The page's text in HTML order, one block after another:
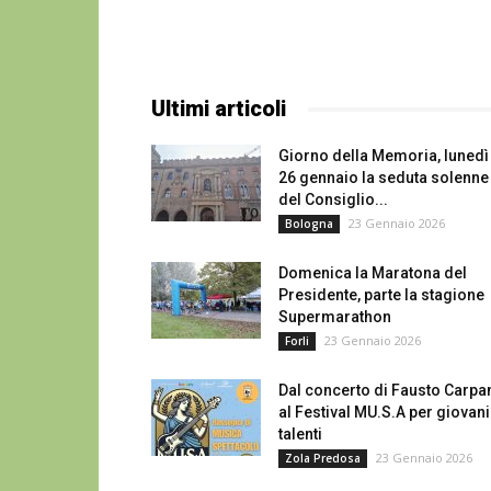
Ultimi articoli
Giorno della Memoria, lunedì
26 gennaio la seduta solenne
del Consiglio...
Bologna 23 Gennaio 2026
Domenica la Maratona del
Presidente, parte la stagione
Supermarathon
Forli 23 Gennaio 2026
Dal concerto di Fausto
al Festival MU.S.A per giovani
talenti
Zola Predosa 23 Gennaio 2026